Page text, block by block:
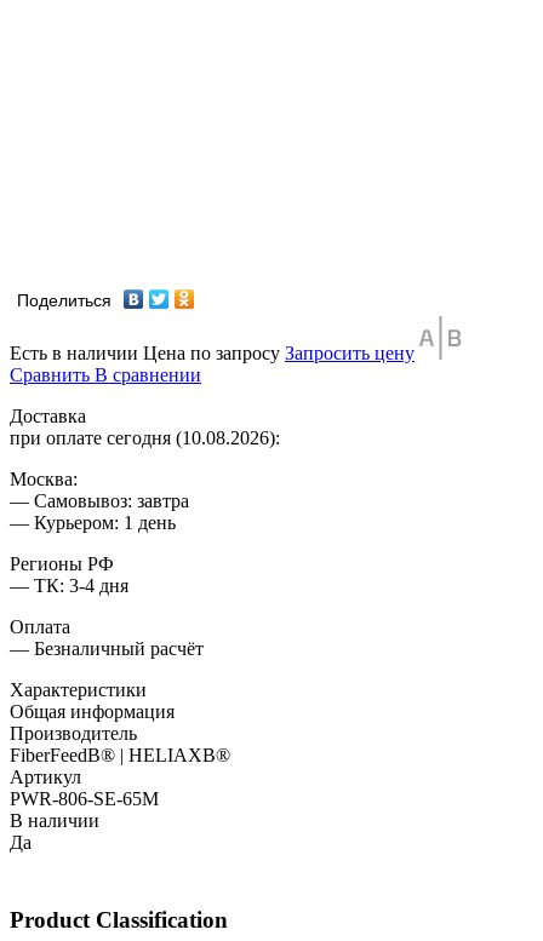
Поделиться
Есть в наличии Цена по запросу Запросить цену
Сравнить В сравнении
Доставка
при оплате сегодня (10.08.2026):
Москва:
— Самовывоз: завтра
— Курьером: 1 день
Регионы РФ
— ТК: 3-4 дня
Оплата
— Безналичный расчёт
Характеристики
Общая информация
Производитель
FiberFeedВ® | HELIAXВ®
Артикул
PWR-806-SE-65M
В наличии
Да
Product Classification